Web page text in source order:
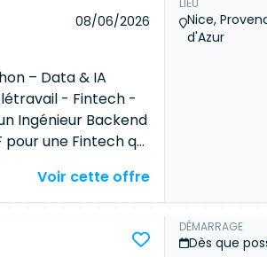
08/06/2026
– Data & IA
- Fintech -
Ingénieur Backend
une Fintech qui
L'ambition
Voir cette offre
LIEU
Nice,
d'Azur
DÉMARRAGE
Dès que